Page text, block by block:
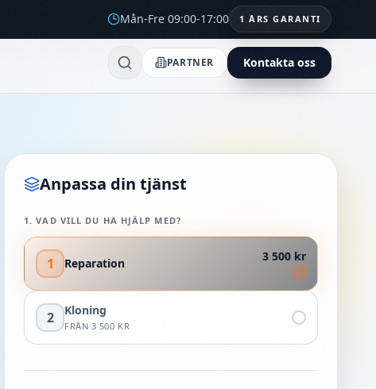
Mån-Fre 09:00-17:00 1 ÅRS GARANTI
PARTNER Kontakta oss
Anpassa din tjänst
1.VAD VILL DU HA HJÄLP MED?
1 Reparation 3 500 kr
2 Kloning
FRÅN 3 500 KR